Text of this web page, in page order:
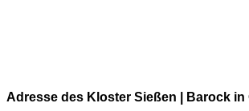
Adresse des Kloster Sießen | Barock in